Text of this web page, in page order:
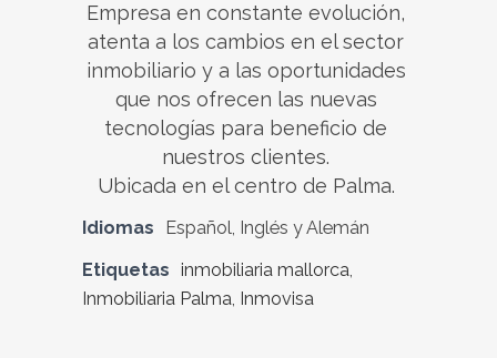
Empresa en constante evolución,
atenta a los cambios en el sector
inmobiliario y a las oportunidades
que nos ofrecen las nuevas
tecnologías para beneficio de
nuestros clientes.
Ubicada en el centro de Palma.
Idiomas
Español, Inglés y Alemán
Etiquetas inmobiliaria mallorca,
Inmobiliaria Palma, Inmovisa